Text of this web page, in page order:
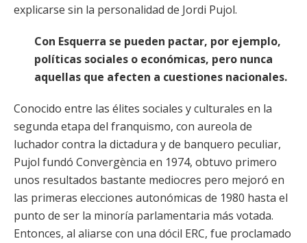
explicarse sin la personalidad de Jordi Pujol.
Con Esquerra se pueden pactar, por ejemplo,
políticas sociales o económicas, pero nunca
aquellas que afecten a cuestiones nacionales.
Conocido entre las élites sociales y culturales en la
segunda etapa del franquismo, con aureola de
luchador contra la dictadura y de banquero peculiar,
Pujol fundó Convergència en 1974, obtuvo primero
unos resultados bastante mediocres pero mejoró en
las primeras elecciones autonómicas de 1980 hasta el
punto de ser la minoría parlamentaria más votada.
Entonces, al aliarse con una dócil ERC, fue proclamado